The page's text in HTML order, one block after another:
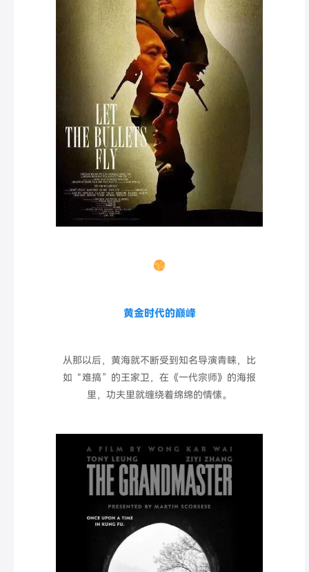
黄金时代的巅峰
从那以后，黄海就不断受到知名导演青睐，比
如 “难搞” 的王家卫， 在《一代宗师》 的海报
里， 功夫里就缠绕着绵绵的情愫。